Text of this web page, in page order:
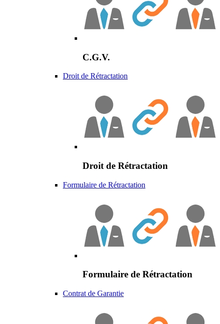
C.G.V.
Droit de Rétractation
Droit de Rétractation
Formulaire de Rétractation
Formulaire de Rétractation
Contrat de Garantie